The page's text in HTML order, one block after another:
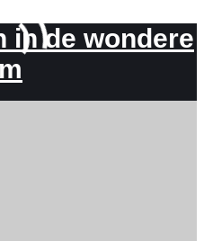
in de wondere